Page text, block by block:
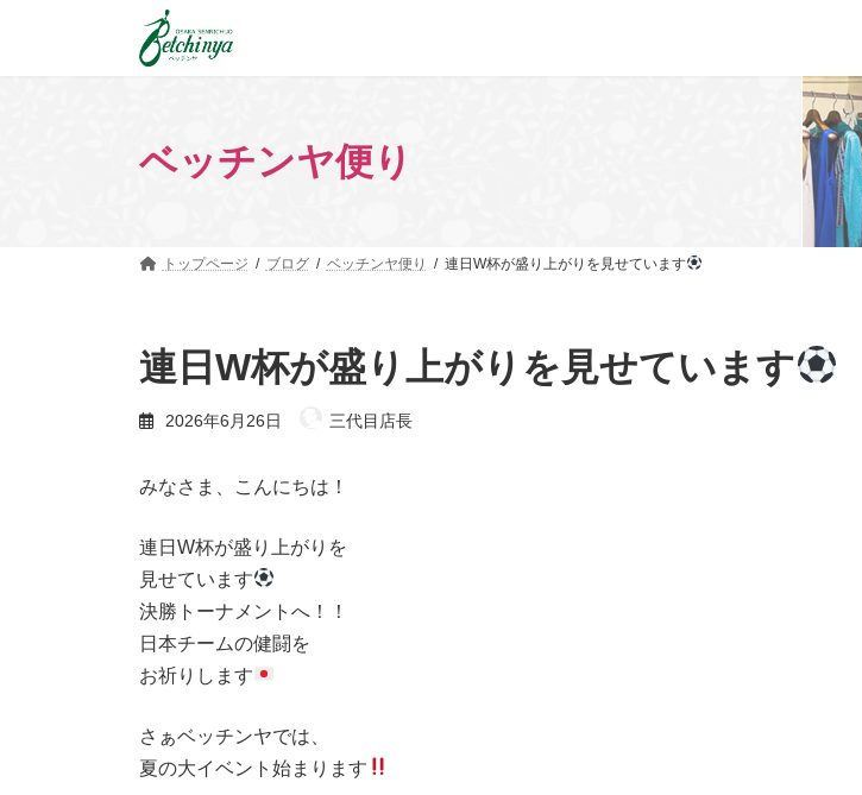
ベッチンヤ便り
トップページ ブログ ベッチンヤ便り 連日W杯が盛り上がりを見せています
連日W杯が盛り上がりを見せています
2026年6月26日 三代目店長
みなさま、こんにちは！
連日W杯が盛り上がりを
見せています
決勝トーナメントへ！！
日本チームの健闘を
お祈りします
さぁベッチンヤでは、
夏の大イベント始まります